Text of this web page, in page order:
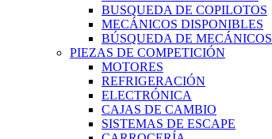
BUSQUEDA DE COPILOTOS
MECÁNICOS DISPONIBLES
BÚSQUEDA DE MECÁNICOS
PIEZAS DE COMPETICIÓN
MOTORES
REFRIGERACIÓN
ELECTRÓNICA
CAJAS DE CAMBIO
SISTEMAS DE ESCAPE